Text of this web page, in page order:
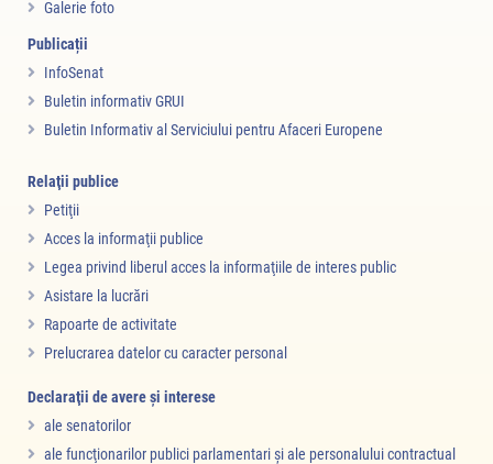
Galerie foto
Publicații
InfoSenat
Buletin informativ GRUI
Buletin Informativ al Serviciului pentru Afaceri Europene
Relaţii publice
Petiţii
Acces la informaţii publice
Legea privind liberul acces la informaţiile de interes public
Asistare la lucrări
Rapoarte de activitate
Prelucrarea datelor cu caracter personal
Declaraţii de avere şi interese
ale senatorilor
ale funcţionarilor publici parlamentari şi ale personalului contractual